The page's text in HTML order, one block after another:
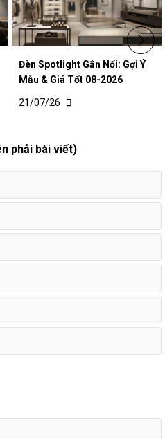
Đèn Spotlight Gắn Nổi: Gợi Ý
Mẫu & Giá Tốt 08-2026
21/07/26
phải bài viết)